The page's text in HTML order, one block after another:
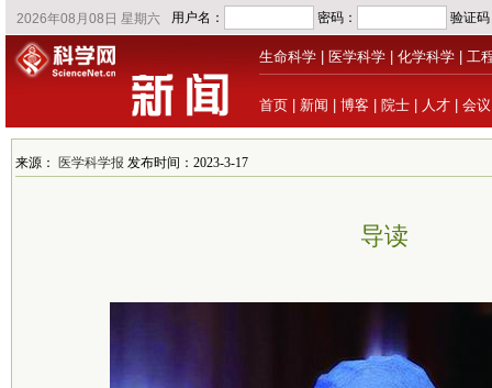
生命科学 医学科学 化学科学 工
首页 新闻 博客 院士 人才 会议
来源： 医学科学报 发布时间：2023-3-17
导读